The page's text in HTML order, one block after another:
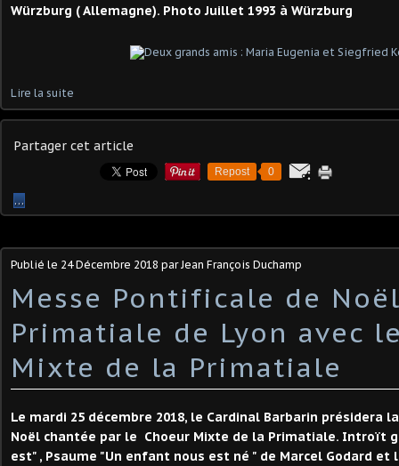
Würzburg ( Allemagne). Photo Juillet 1993 à Würzburg
Lire la suite
Partager cet article
Repost 0
…
Publié le 24 Décembre 2018 par Jean François Duchamp
Messe Pontificale de
Primatiale de Lyon avec
Mixte de la Primatiale
Le mardi 25 décembre 2018, le Cardinal Barbarin présidera
Noël chantée par le Choeur Mixte de la Primatiale. Introït
est" , Psaume "Un enfant nous est né " de Marcel Godard